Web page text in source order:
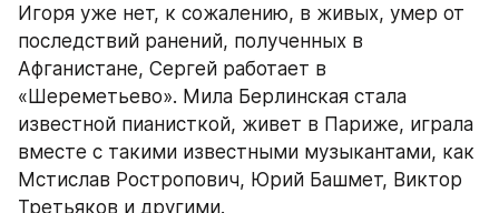
Игоря уже нет, к сожалению, в живых, умер от
последствий ранений, полученных в
Афганистане, Сергей работает в
«Шереметьево». Мила Берлинская стала
известной пианисткой, живет в Париже, играла
вместе с такими известными музыкантами, как
Мстислав Ростропович, Юрий Башмет, Виктор
Третьяков и другими.